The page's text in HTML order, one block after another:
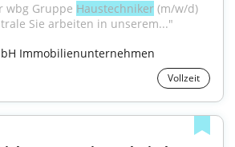
wbg Gruppe Haustechniker (m/w/d)
Sie arbeiten in unserem..."
Immobilienunternehmen
Vollzeit